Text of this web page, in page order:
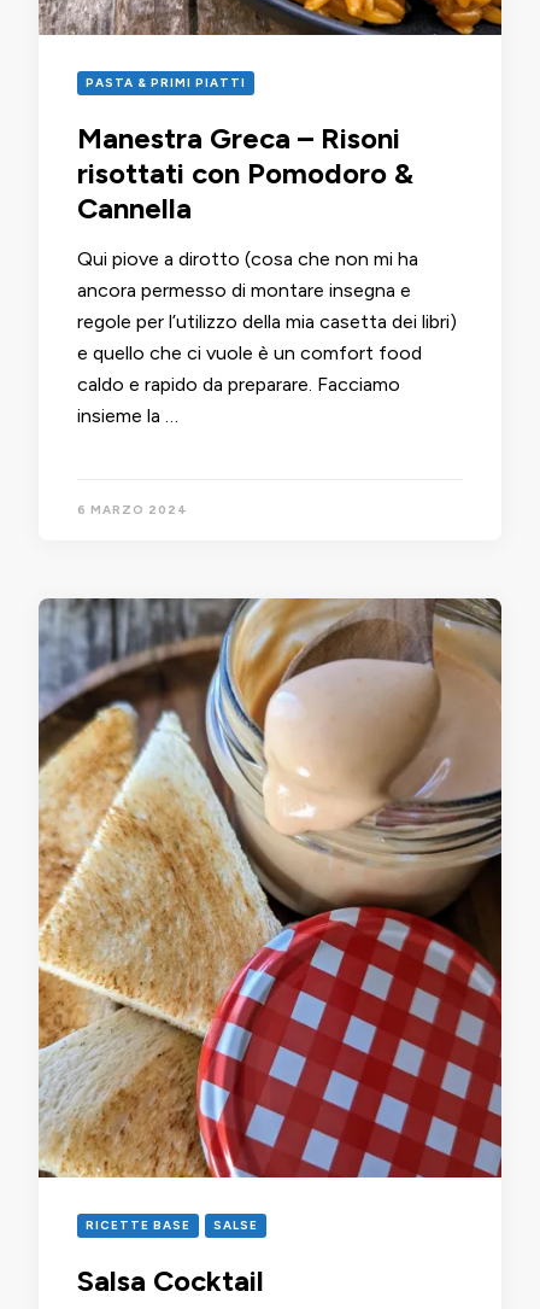
PASTA & PRIMI PIATTI
Manestra Greca – Risoni
risottati con Pomodoro &
Cannella
Qui piove a dirotto (cosa che non mi ha
ancora permesso di montare insegna e
regole per l’utilizzo della mia casetta dei libri)
e quello che ci vuole è un comfort food
caldo e rapido da preparare. Facciamo
insieme la …
6 MARZO 2024
RICETTE BASE SALSE
Salsa Cocktail